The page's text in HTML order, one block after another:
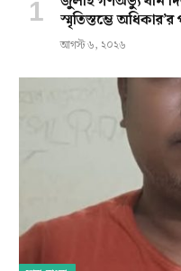
স্মৃতিস্তম্ভে
আগস্ট ৬, ২০২৬